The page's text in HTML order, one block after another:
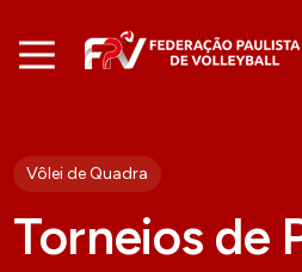
Vôlei de Quadra
Torneios de